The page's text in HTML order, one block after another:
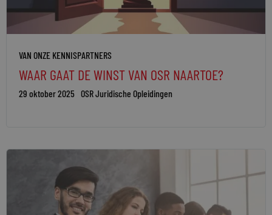
VAN ONZE KENNISPARTNERS
WAAR GAAT DE WINST VAN OSR NAARTOE?
29 oktober 2025 OSR Juridische Opleidingen